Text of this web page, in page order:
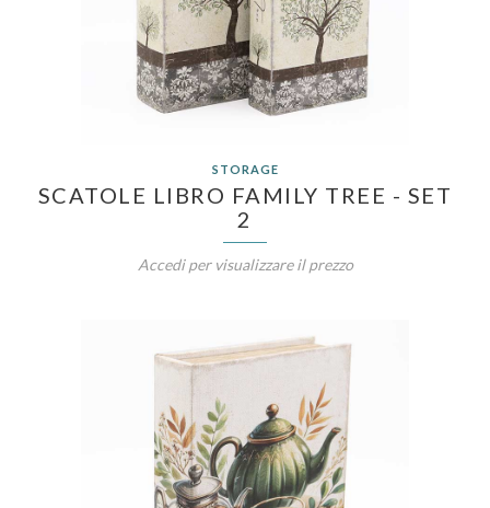
STORAGE
SCATOLE LIBRO FAMILY TREE - SET
2
Accedi per visualizzare il prezzo